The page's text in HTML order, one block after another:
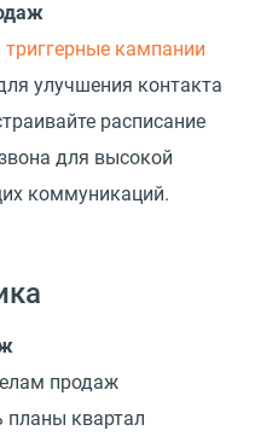
кампании
улучшения контакта
расписание
для высокой
коммуникаций.
продаж
квартал